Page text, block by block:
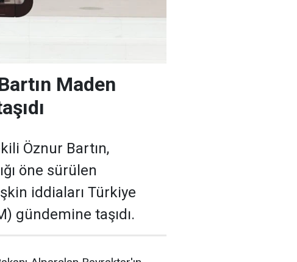
Maden
Öznur Bartın,
öne sürülen
iddiaları Türkiye
gündemine taşıdı.